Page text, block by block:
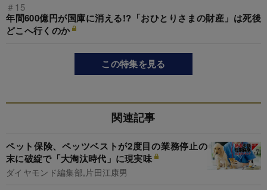
＃15
年間600億円が国庫に消える!?「おひとりさまの財産」は死後
どこへ行くのか
この特集を見る
関連記事
ペット保険、ペッツベストが2度目の業務停止の
末に破綻で「大淘汰時代」に現実味
ダイヤモンド編集部,片田江康男